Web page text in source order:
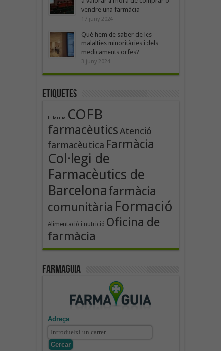
vendre una farmàcia
17 juny 2024
Què hem de saber de les
malalties minoritàries i dels
medicaments orfes?
3 juny 2024
Etiquetes
Infarma COFB
farmacèuticsAtenció
farmacèutica Farmàcia
Col·legi de
Farmacèutics de
Barcelona farmàcia
comunitària Formació
Alimentació i nutrició Oficina de
farmàcia
Farmaguia
Adreça